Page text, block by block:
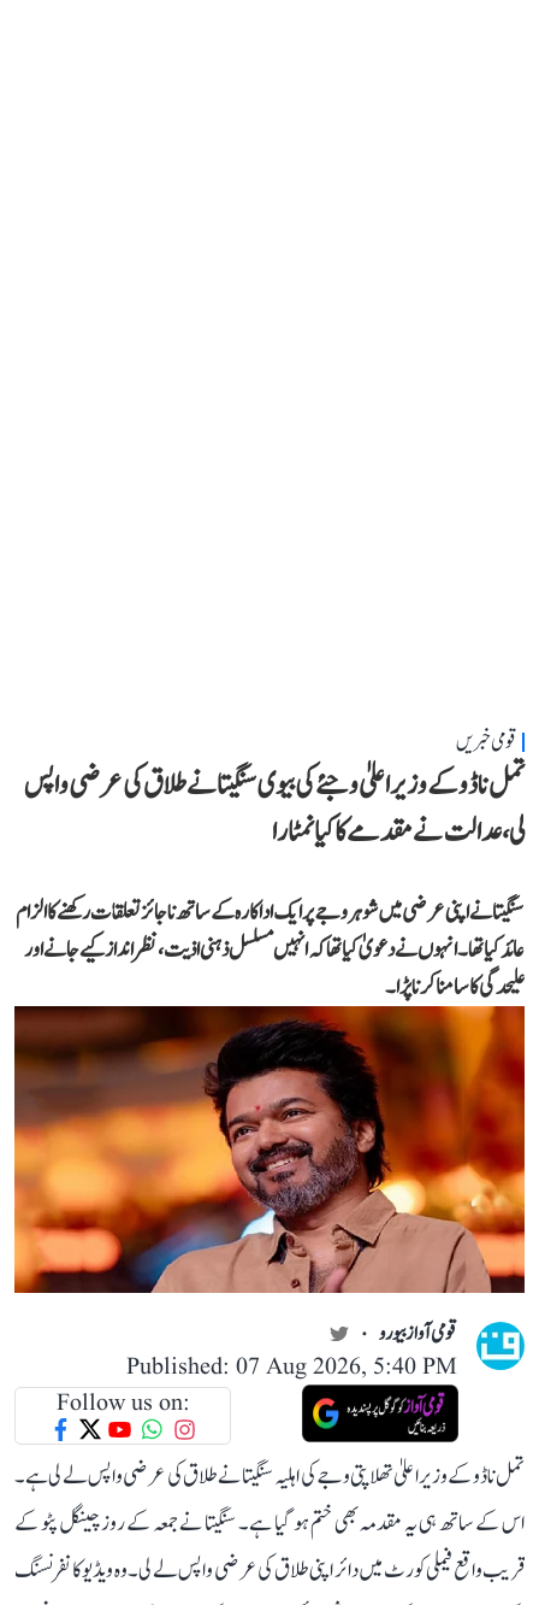
قومی خبریں
تمل ناڈو کے وزیر اعلیٰ وجئے کی بیوی سنگیتا نے طلاق کی عرضی واپس
لی، عدالت نے مقدمے کا کیا نمٹارا
سنگیتا نے اپنی عرضی میں شوہر وجے پر ایک اداکارہ کے ساتھ ناجائز تعلقات رکھنے کا الزام
عائد کیا تھا۔ انہوں نے دعویٰ کیا تھا کہ انہیں مسلسل ذہنی اذیت، نظر انداز کیے جانے اور
علیحدگی کا سامنا کرنا پڑا۔
قومی آواز بیورو
Published: 07 Aug 2026, 5:40 PM
Follow us on:
تمل ناڈو کے وزیر اعلیٰ تھلاپتی وجے کی اہلیہ سنگیتا نے طلاق کی عرضی واپس لے لی ہے۔
اس کے ساتھ ہی یہ مقدمہ بھی ختم ہو گیا ہے۔ سنگیتا نے جمعہ کے روز چینگل پٹو کے
قریب واقع فیملی کورٹ میں دائر اپنی طلاق کی عرضی واپس لے لی۔ وہ ویڈیو کانفرنسنگ